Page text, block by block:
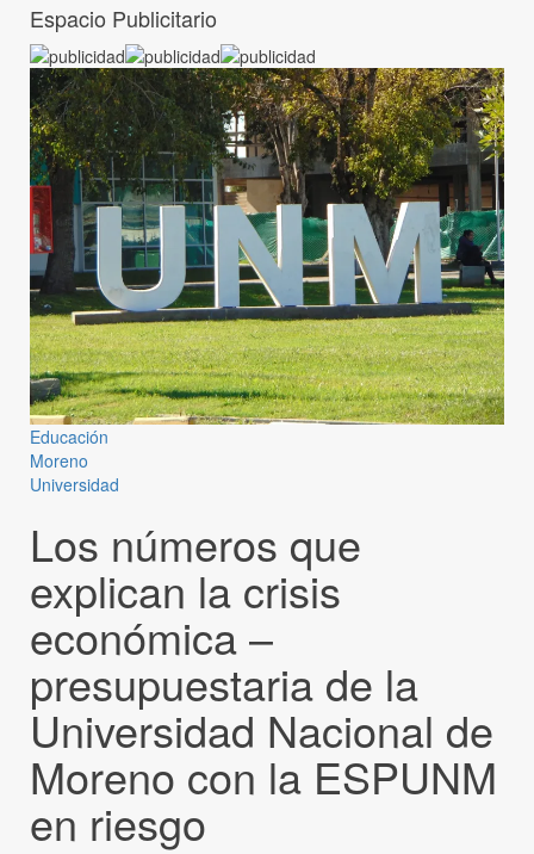
Espacio Publicitario
Educación
Moreno
Universidad
Los números que
explican la crisis
económica –
presupuestaria de la
Universidad Nacional de
Moreno con la ESPUNM
en riesgo